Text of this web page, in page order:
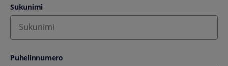
Sukunimi
Puhelinnumero